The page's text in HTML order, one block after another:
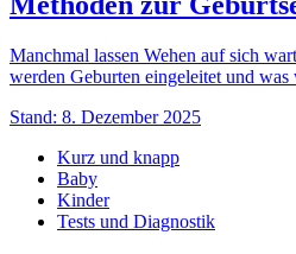
Manchmal lassen Wehen auf sich
werden Geburten eingeleitet und was
Stand: 8. Dezember 2025
Kurz und knapp
Baby
Kinder
Tests und Diagnostik